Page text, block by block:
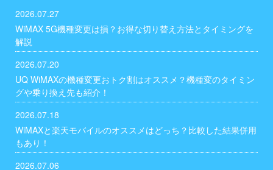
「とくとくBB WiMAXのオプショ
2026.07.27
WiMAX 5G機種変更は損？お得な切り替え方法とタイミングを
解説
2026.07.20
UQ WiMAXの機種変更おトク割はオススメ？機種変のタイミン
グや乗り換え先も紹介！
2026.07.18
WiMAXと楽天モバイルのオススメはどっち？比較した結果併用
もあり！
2026.07.06